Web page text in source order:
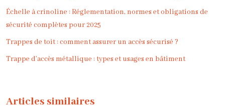
Échelle à crinoline : Réglementation, normes et obligations de
sécurité complètes pour 2025
Trappes de toit : comment assurer un accès sécurisé ?
Trappe d’accès métallique : types et usages en bâtiment
Articles similaires